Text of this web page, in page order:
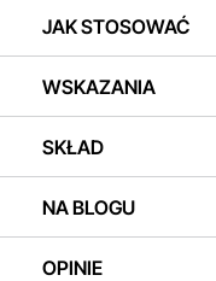
JAK STOSOWAĆ
WSKAZANIA
SKŁAD
NA BLOGU
OPINIE